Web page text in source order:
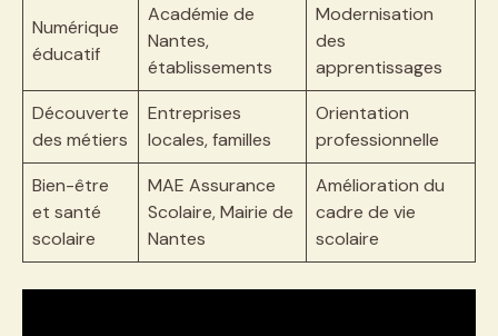
Numérique
éducatif
Académie de
Nantes,
établissements
Modernisation
des
apprentissages
Découverte
des métiers
Entreprises
locales, familles
Orientation
professionnelle
Bien-être
et santé
scolaire
MAE Assurance
Scolaire, Mairie de
Nantes
Amélioration du
cadre de vie
scolaire